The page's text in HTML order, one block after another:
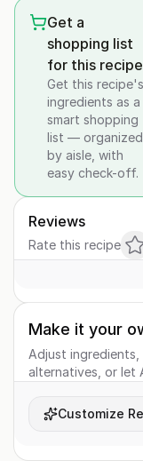
Get a
shopping list
for this recipe
Get this recipe's
ingredients as a
smart shopping
list — organized
by aisle, with
easy check-off.
Reviews
Rate this recipe
Make it your
Adjust
alternatives, or let
Customize